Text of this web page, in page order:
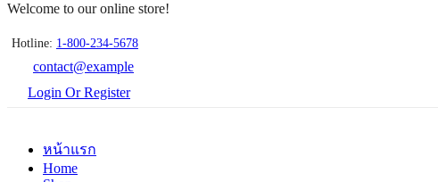
Welcome to our online store!
Hotline: 1-800-234-5678
contact@example
Login Or Register
หน้าแรก
Home